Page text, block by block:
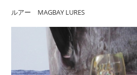
ルアー MAGBAY LURES